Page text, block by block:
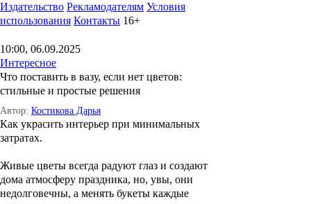
Издательство Рекламодателям Условия
использования Контакты 16+
10:00, 06.09.2025
Интересное
Что поставить в вазу, если нет цветов:
стильные и простые решения
Автор: Костикова Дарья
Как украсить интерьер при минимальных
затратах.
Живые цветы всегда радуют глаз и создают
дома атмосферу праздника, но, увы, они
недолговечны, а менять букеты каждые